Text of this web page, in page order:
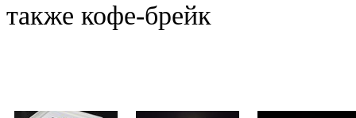
также кофе-брейк